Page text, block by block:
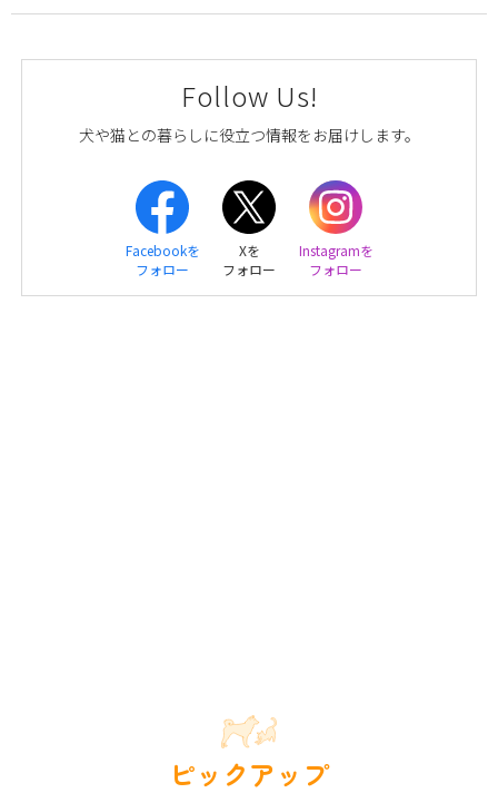
Follow Us!
犬や猫との暮らしに役立つ情報をお届けします。
Facebookを
フォロー
Xを
フォロー
Instagramを
フォロー
ピックアップ